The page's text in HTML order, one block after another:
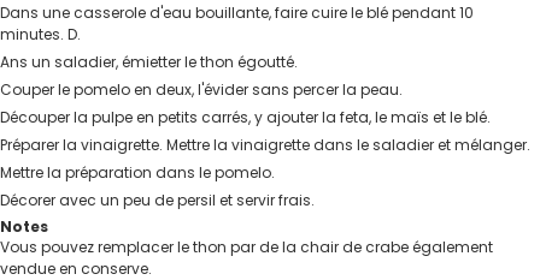
Dans une casserole d'eau bouillante, faire cuire le blé pendant 10
minutes. D.
Ans un saladier, émietter le thon égoutté.
Couper le pomelo en deux, l'évider sans percer la peau.
Découper la pulpe en petits carrés, y ajouter la feta, le maïs et le blé.
Préparer la vinaigrette. Mettre la vinaigrette dans le saladier et mélanger.
Mettre la préparation dans le pomelo.
Décorer avec un peu de persil et servir frais.
Notes
Vous pouvez remplacer le thon par de la chair de crabe également
vendue en conserve.